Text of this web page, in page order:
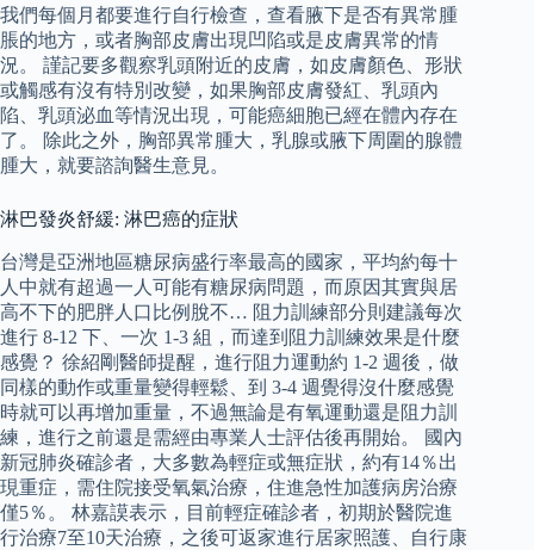
我們每個月都要進行自行檢查，查看腋下是否有異常腫
脹的地方，或者胸部皮膚出現凹陷或是皮膚異常的情
況。 謹記要多觀察乳頭附近的皮膚，如皮膚顏色、形狀
或觸感有沒有特別改變，如果胸部皮膚發紅、乳頭內
陷、乳頭泌血等情況出現，可能癌細胞已經在體內存在
了。 除此之外，胸部異常腫大，乳腺或腋下周圍的腺體
腫大，就要諮詢醫生意見。
淋巴發炎舒緩: 淋巴癌的症狀
台灣是亞洲地區糖尿病盛行率最高的國家，平均約每十
人中就有超過一人可能有糖尿病問題，而原因其實與居
高不下的肥胖人口比例脫不… 阻力訓練部分則建議每次
進行 8-12 下、一次 1-3 組，而達到阻力訓練效果是什麼
感覺？ 徐紹剛醫師提醒，進行阻力運動約 1-2 週後，做
同樣的動作或重量變得輕鬆、到 3-4 週覺得沒什麼感覺
時就可以再增加重量，不過無論是有氧運動還是阻力訓
練，進行之前還是需經由專業人士評估後再開始。 國內
新冠肺炎確診者，大多數為輕症或無症狀，約有14％出
現重症，需住院接受氧氣治療，住進急性加護病房治療
僅5％。 林嘉謨表示，目前輕症確診者，初期於醫院進
行治療7至10天治療，之後可返家進行居家照護、自行康